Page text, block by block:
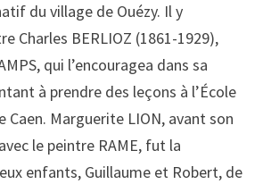
du village de Ouézy. Il y
Charles BERLIOZ (1861-1929),
qui l’encouragea dans sa
à prendre des leçons à l’École
Caen. Marguerite LION, avant son
le peintre RAME, fut la
enfants, Guillaume et Robert, de